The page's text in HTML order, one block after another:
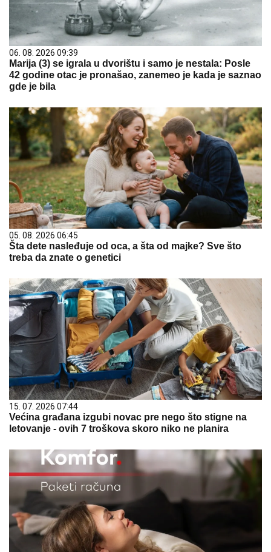
06. 08. 2026 09:39
Marija (3) se igrala u dvorištu i samo je nestala: Posle
42 godine otac je pronašao, zanemeo je kada je saznao
gde je bila
05. 08. 2026 06:45
Šta dete nasleđuje od oca, a šta od majke? Sve što
treba da znate o genetici
15. 07. 2026 07:44
Većina građana izgubi novac pre nego što stigne na
letovanje - ovih 7 troškova skoro niko ne planira